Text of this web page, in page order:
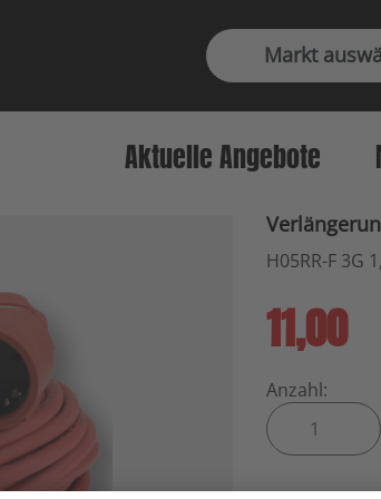
Markt
Aktuelle Angebote
H05RR-F 3G
11,00
Anzahl: